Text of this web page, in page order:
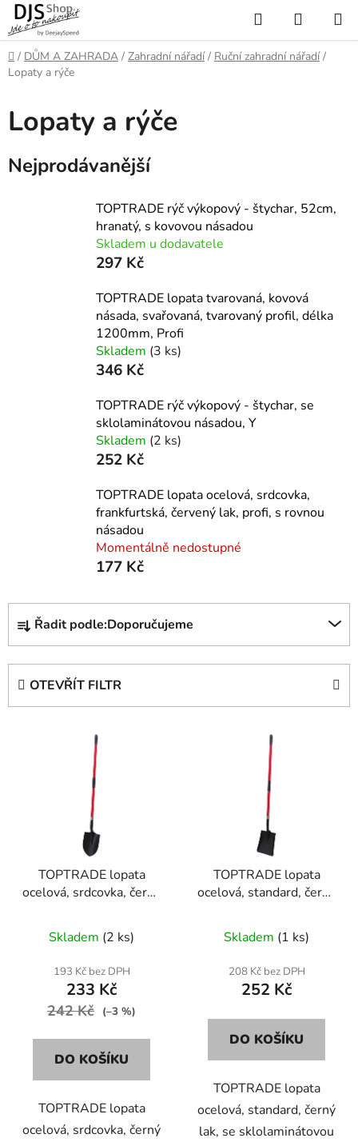
Přejít
na
obsah
Hledat
KOŠÍK
Domů
/ DŮM A ZAHRADA / Zahradní nářadí / Ruční zahradní nářadí /
Lopaty a rýče
Lopaty a rýče
Nejprodávanější
TOPTRADE rýč výkopový - štychar, 52cm,
hranatý, s kovovou násadou
Skladem u dodavatele
297 Kč
TOPTRADE lopata tvarovaná, kovová
násada, svařovaná, tvarovaný profil, délka
1200mm, Profi
Skladem (3 ks)
346 Kč
TOPTRADE rýč výkopový - štychar, se
sklolaminátovou násadou, Y
Skladem (2 ks)
252 Kč
TOPTRADE lopata ocelová, srdcovka,
frankfurtská, červený lak, profi, s rovnou
násadou
Momentálně nedostupné
177 Kč
Ř
z
Řadit podle:Doporučujeme
OTEVŘÍT FILTR
TOPTRADE lopata
ocelová, srdcovka, černý
násadou
Skladem (2 ks)
193 Kč bez DPH
233 Kč
242 Kč (–3 %)
DO KOŠÍKU
TOPTRADE lopata
ocelová, srdcovka, černý
TOPTRADE lopata
ocelová, standard, černý
násadou
Skladem (1 ks)
208 Kč bez DPH
252 Kč
DO KOŠÍKU
TOPTRADE lopata
ocelová, standard, černý
lak, se sklolaminátovou